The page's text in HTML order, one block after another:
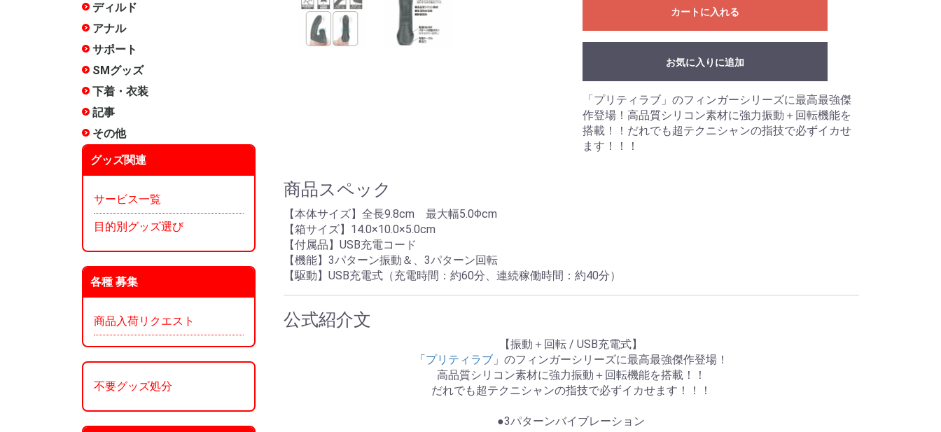
ディルド
みちのく
天上天下
吸盤あり
吸盤なし
ペニスバンド
アナル
電動(振動のみ)
電動(スイングあり)
アナルローション
プラグ・拡張
アナル洗浄
エネマグラ
メテオール
ANEROS アネロス
NEXUS ネクサス
サポート
包茎矯正
SMグッズ
下着・衣装
記事
その他
グッズ関連
サービス一覧
目的別グッズ選び
各種 募集
商品入荷リクエスト
不要グッズ処分
カートに入れる
お気に入りに追加
「プリティラブ」のフィンガーシリーズに最高最強傑
作登場！高品質シリコン素材に強力振動＋回転機能を
搭載！！だれでも超テクニシャンの指技で必ずイカせ
ます！！！
商品スペック
【本体サイズ】全長9.8cm 最大幅5.0Φcm
【箱サイズ】14.0×10.0×5.0cm
【付属品】USB充電コード
【機能】3パターン振動＆、3パターン回転
【駆動】USB充電式（充電時間：約60分、連続稼働時間：約40分）
公式紹介文
【振動＋回転 / USB充電式】
「プリティラブ」のフィンガーシリーズに最高最強傑作登場！
高品質シリコン素材に強力振動＋回転機能を搭載！！
だれでも超テクニシャンの指技で必ずイカせます！！！
●3パターンバイブレーション